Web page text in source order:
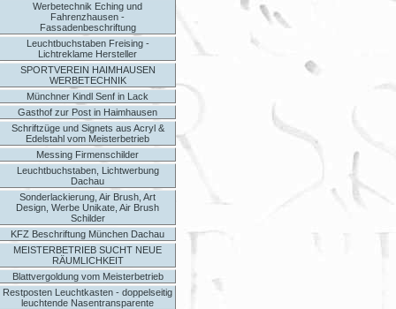
Werbetechnik Eching und
Fahrenzhausen -
Fassadenbeschriftung
Leuchtbuchstaben Freising -
Lichtreklame Hersteller
SPORTVEREIN HAIMHAUSEN
WERBETECHNIK
Münchner Kindl Senf in Lack
Gasthof zur Post in Haimhausen
Schriftzüge und Signets aus Acryl &
Edelstahl vom Meisterbetrieb
Messing Firmenschilder
Leuchtbuchstaben, Lichtwerbung
Dachau
Sonderlackierung, Air Brush, Art
Design, Werbe Unikate, Air Brush
Schilder
KFZ Beschriftung München Dachau
MEISTERBETRIEB SUCHT NEUE
RÄUMLICHKEIT
Blattvergoldung vom Meisterbetrieb
Restposten Leuchtkasten - doppelseitig
leuchtende Nasentransparente